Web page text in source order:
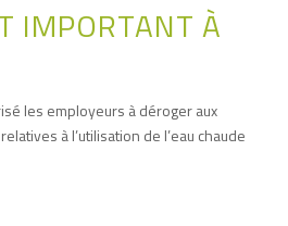
IMPORTANT À
les employeurs à déroger aux
à l’utilisation de l’eau chaude